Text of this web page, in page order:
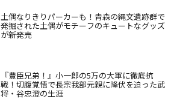
土偶なりきりパーカーも！青森の縄文遺跡群で
発掘された土偶がモチーフのキュートなグッズ
が新発売
『豊臣兄弟！』小一郎の5万の大軍に徹底抗
戦！切腹覚悟で長宗我部元親に降伏を迫った武
将・谷忠澄の生涯